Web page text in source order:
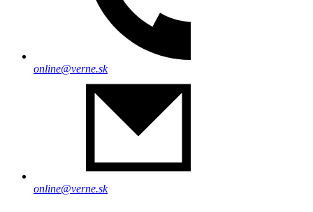
online@verne.sk
online@verne.sk